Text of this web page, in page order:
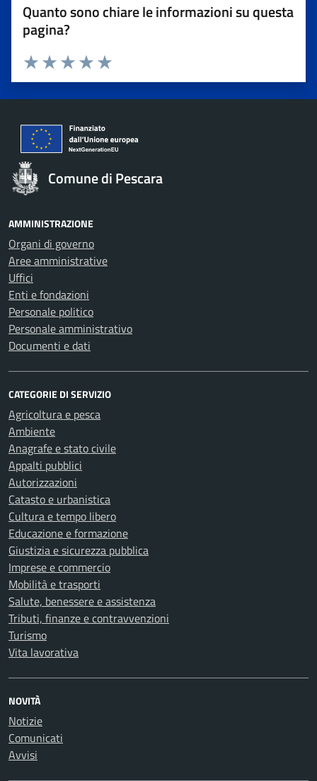
Quanto sono chiare le informazioni su questa
pagina?
Valuta 5 stelle su 5
Valuta 4 stelle su 5
Valuta 3 stelle su 5
Valuta 2 stelle su 5
Valuta 1 stelle su 5
Comune di Pescara
AMMINISTRAZIONE
Organi di governo
Aree amministrative
Uffici
Enti e fondazioni
Personale politico
Personale amministrativo
Documenti e dati
CATEGORIE DI SERVIZIO
Agricoltura e pesca
Ambiente
Anagrafe e stato civile
Appalti pubblici
Autorizzazioni
Catasto e urbanistica
Cultura e tempo libero
Educazione e formazione
Giustizia e sicurezza pubblica
Imprese e commercio
Mobilità e trasporti
Salute, benessere e assistenza
Tributi, finanze e contravvenzioni
Turismo
Vita lavorativa
NOVITÀ
Notizie
Comunicati
Avvisi